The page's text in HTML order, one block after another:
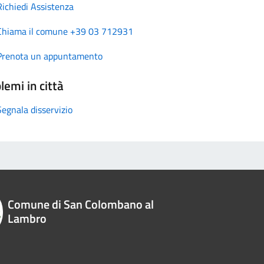
Assistenza
il comune +39 03 712931
un appuntamento
in città
disservizio
Comune di San Colombano al
Lambro